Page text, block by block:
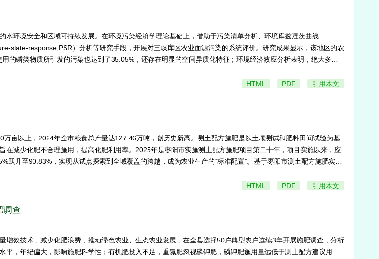
环境安全和区域可持续发展。在环境污染经济学理论基础上，借助于污染清单分析、环境库兹涅茨曲线
state-response,PSR）分析等研究手段，开展对三峡库区农业面源污染的系统评价。研究成果显示，该地区的农
的磷类物质所引发的污染也达到了35.05%，还存在明显的空间异质化特征；环境经济效应分析表明，绝大多数
制定出治理清单，发现其中高风险覆盖总面积占比为68%。提出“分区分类、精准施策”的治理路径，为三峡库区
HTML PDF 引用本文
亩以上，2024年全市粮食总产量达127.46万吨，创历史新高。测土配方施肥是以土壤测试和肥料田间试验为基
减少化肥不合理施用，提高化肥利用率。2025年是枣阳市实施测土配方施肥项目第二十年，项目实施以来，应
升至90.83%，实现从试点探索到全域覆盖的跨越，成为农业生产的“标准配置”。基于枣阳市测土配方施肥实施
学化、精准化、专业化等方面主要成效及典型经验，以期为襄阳市及湖北省粮油作物产能提升提供土肥技术支
HTML PDF 引用本文
调查
效技术，减少化肥浪费，推动绿色农业、生态农业发展，在全县选择50户典型农户连续3年开展施肥调查，分析
，年纪偏大，影响施肥科学性；有机肥投入不足，重氮肥忽视磷钾肥，磷钾肥施用量远低于测土配方建议用